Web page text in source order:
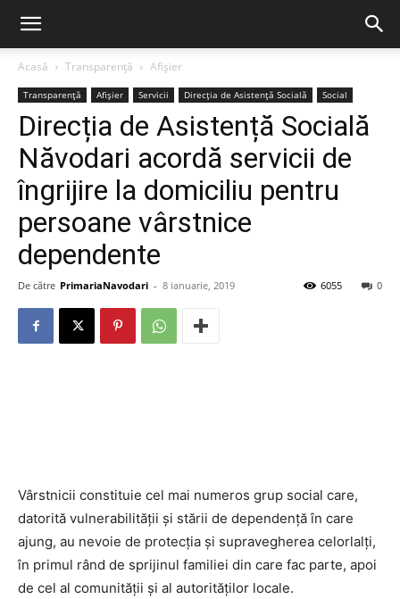
Acasă Transparență Afișier
Transparență Afișier Servicii Direcția de Asistență Socială Social
Direcția de Asistență Socială
Năvodari acordă servicii de
îngrijire la domiciliu pentru
persoane vârstnice
dependente
De către PrimariaNavodari - 8 ianuarie, 2019 0
6055
Vârstnicii constituie cel mai numeros grup social care,
datorită vulnerabilității și stării de dependență în care
ajung, au nevoie de protecția și supravegherea celorlalți,
în primul rând de sprijinul familiei din care fac parte, apoi
de cel al comunității și al autorităților locale.